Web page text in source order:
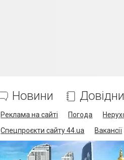
Новини
Реклама на сайті Погода
Спецпроєкти сайту 44.ua
Вакансії